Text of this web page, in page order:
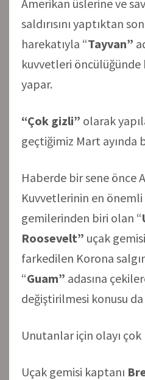
Amerikan üslerine ve
saldırısını yaptıktan
harekatıyla “Tayvan”
kuvvetleri öncülüğünde
yapar.
“Çok gizli” olarak
geçtiğimiz Mart ayında
Haberde bir sene önce
Kuvvetlerinin en önemli
gemilerinden biri olan “
Roosevelt” uçak
farkedilen Korona
“Guam” adasına
değiştirilmesi konusu da
Unutanlar için olayı çok
Uçak gemisi kaptanı